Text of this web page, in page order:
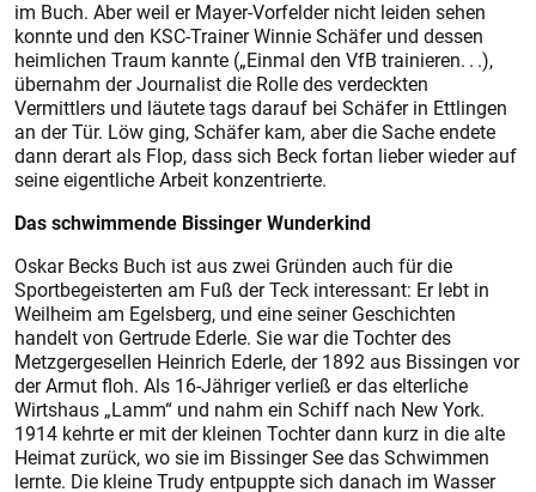
im Buch. Aber weil er Mayer-Vorfelder nicht leiden sehen
konnte und den KSC-Trainer Winnie Schäfer und dessen
heimlichen Traum kannte („Einmal den VfB trainieren. . .),
übernahm der Journalist die Rolle des verdeckten
Vermittlers und läutete tags darauf bei Schäfer in Ettlingen
an der Tür. Löw ging, Schäfer kam, aber die Sache endete
dann derart als Flop, dass sich Beck fortan lieber wieder auf
seine eigentliche Arbeit konzentrierte.
Das schwimmende Bissinger Wunderkind
Oskar Becks Buch ist aus zwei Gründen auch für die
Sportbegeisterten am Fuß der Teck interessant: Er lebt in
Weilheim am Egelsberg, und eine seiner Geschichten
handelt von Gertrude Ederle. Sie war die Tochter des
Metzgergesellen Heinrich Ederle, der 1892 aus Bissingen vor
der Armut floh. Als 16-Jähriger verließ er das elterliche
Wirtshaus „Lamm“ und nahm ein Schiff nach New York.
1914 kehrte er mit der kleinen Tochter dann kurz in die alte
Heimat zurück, wo sie im Bissinger See das Schwimmen
lernte. Die kleine Trudy entpuppte sich danach im Wasser